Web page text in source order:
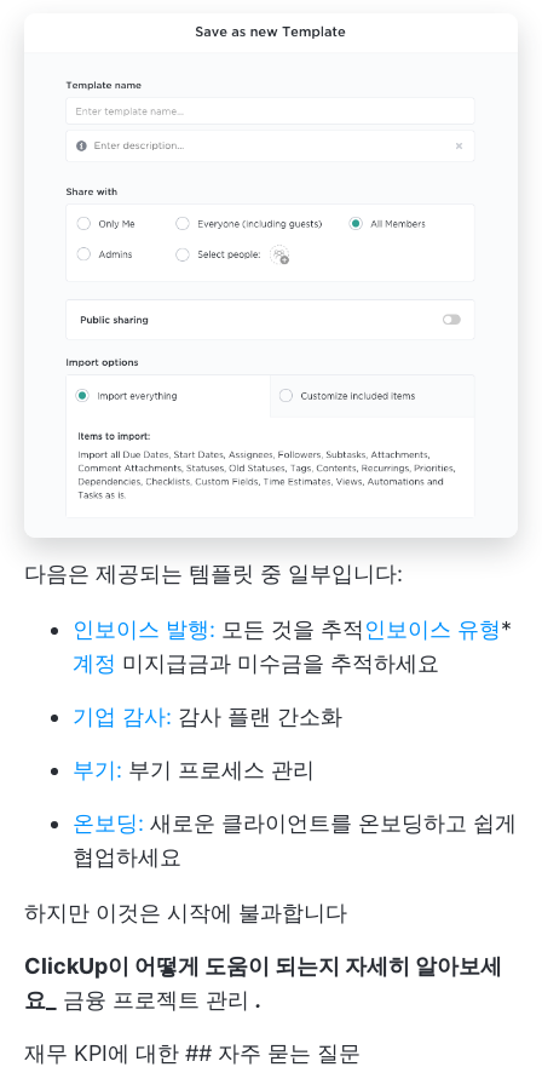
다음은 제공되는 템플릿 중 일부입니다:
인보이스 발행: 모든 것을 추적인보이스 유형*
계정 미지급금과 미수금을 추적하세요
기업 감사: 감사 플랜 간소화
부기: 부기 프로세스 관리
온보딩: 새로운 클라이언트를 온보딩하고 쉽게
협업하세요
하지만 이것은 시작에 불과합니다
ClickUp이 어떻게 도움이 되는지 자세히 알아보세
요_
금융 프로젝트 관리 .
재무 KPI에 대한 ## 자주 묻는 질문